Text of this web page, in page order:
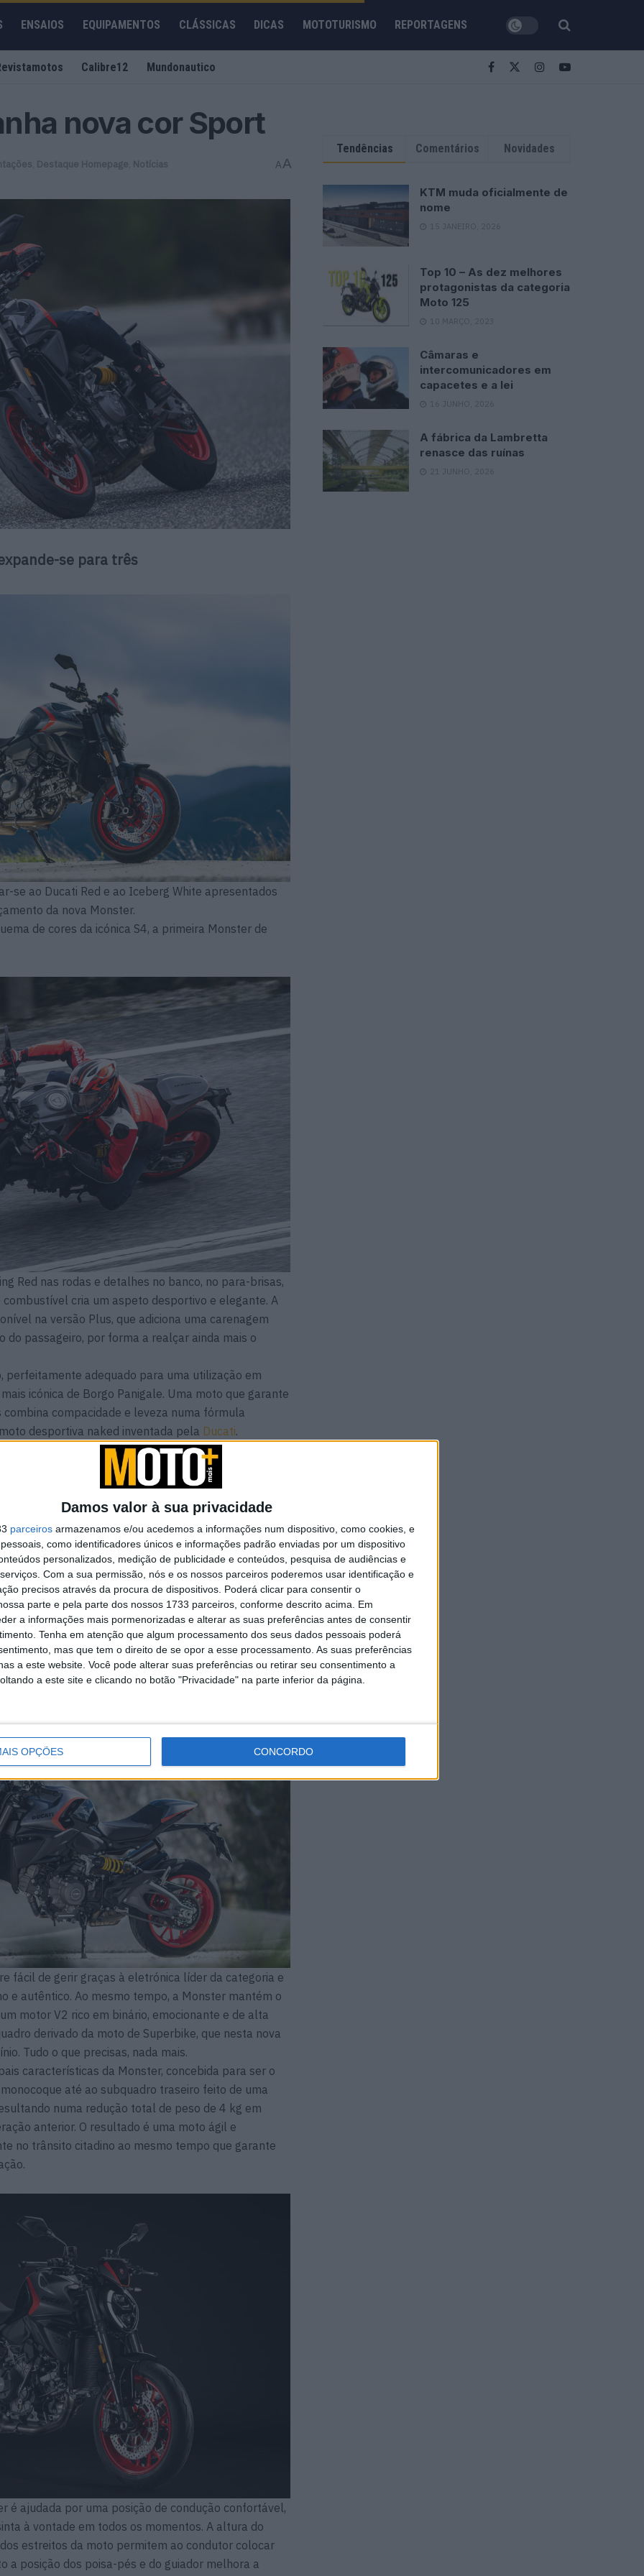
Damos valor à sua privacidade
parceiros armazenamos e/ou acedemos a informações num dispositivo, como cookies, e
como identificadores únicos e informações padrão enviadas por um dispositivo
personalizados, medição de publicidade e conteúdos, pesquisa de audiências e
Com a sua permissão, nós e os nossos parceiros poderemos usar identificação e
precisos através da procura de dispositivos. Poderá clicar para consentir o
parte e pela parte dos nossos 1733 parceiros, conforme descrito acima. Em
a informações mais pormenorizadas e alterar as suas preferências antes de consentir
Tenha em atenção que algum processamento dos seus dados pessoais poderá
mas que tem o direito de se opor a esse processamento. As suas preferências
a este website. Você pode alterar suas preferências ou retirar seu consentimento a
a este site e clicando no botão "Privacidade" na parte inferior da página.
OPÇÕES CONCORDO
ENSAIOS EQUIPAMENTOS CLÁSSICAS DICAS MOTOTURISMO REPORTAGENS
Calibre12 Mundonautico
nova cor Sport
Destaque Homepage Notícias AA
se para três
se ao Ducati Red e ao Iceberg White apresentados
da nova Monster.
de cores da icónica S4, a primeira Monster de
Red nas rodas e detalhes no banco, no para-brisas,
cria um aspeto desportivo e elegante. A
na versão Plus, que adiciona uma carenagem
do passageiro, por forma a realçar ainda mais o
perfeitamente adequado para uma utilização em
icónica de Borgo Panigale. Uma moto que garante
compacidade e leveza numa fórmula
desportiva naked inventada pela Ducati.
Vem aí o 42º Passeio de
Antigas de Sintra
7 AGOSTO, 2026
fácil de gerir graças à eletrónica líder da categoria e
e autêntico. Ao mesmo tempo, a Monster mantém o
motor V2 rico em binário, emocionante e de alta
derivado da moto de Superbike, que nesta nova
Tudo o que precisas, nada mais.
características da Monster, concebida para ser o
até ao subquadro traseiro feito de uma
numa redução total de peso de 4 kg em
anterior. O resultado é uma moto ágil e
no trânsito citadino ao mesmo tempo que garante
é ajudada por uma posição de condução confortável,
à vontade em todos os momentos. A altura do
estreitos da moto permitem ao condutor colocar
a posição dos poisa-pés e do guiador melhora a
Tendências Comentários Novidades
KTM muda oficialmente de
nome
15 JANEIRO, 2026
Top 10 – As dez melhores
protagonistas da categoria
Moto 125
10 MARÇO, 2023
Câmaras e
intercomunicadores em
capacetes e a lei
16 JUNHO, 2026
A fábrica da Lambretta
renasce das ruínas
21 JUNHO, 2026